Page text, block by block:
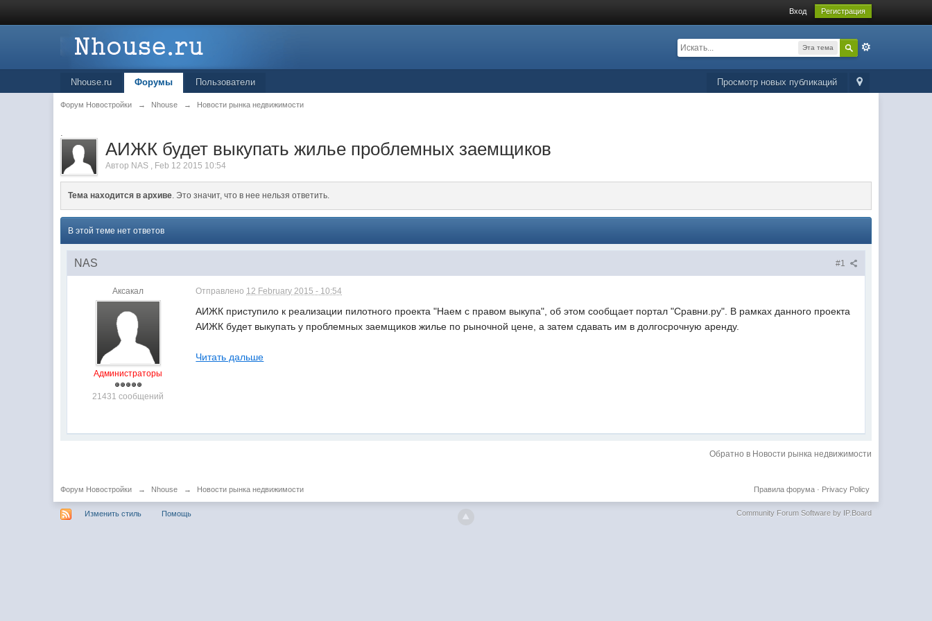
Вход Регистрация
Эта тема
Просмотр новых публикаций
Nhouse.ru Форумы Пользователи
Форум Новостройки → Nhouse → Новости рынка недвижимости
.
АИЖК будет выкупать жилье проблемных заемщиков
Автор NAS , Feb 12 2015 10:54
Тема находится в архиве. Это значит, что в нее нельзя ответить.
В этой теме нет ответов
#1
NAS
Аксакал
Администраторы
21431 сообщений
Отправлено 12 February 2015 - 10:54
АИЖК приступило к реализации пилотного проекта "Наем с правом выкупа", об этом сообщает портал "Сравни.ру". В рамках данного проекта
АИЖК будет выкупать у проблемных заемщиков жилье по рыночной цене, а затем сдавать им в долгосрочную аренду.
Читать дальше
Обратно в Новости рынка недвижимости
Форум Новостройки → Nhouse → Новости рынка недвижимости Privacy Policy
Правила форума·
Изменить стиль Помощь Community Forum Software by IP.Board